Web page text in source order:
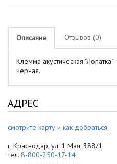
Описание Отзывов (0)
Клемма акустическая
черная.
АДРЕС
смотрите карту и как добраться
г. Краснодар, ул. 1 Мая, 388/1
тел. 8-800-250-17-14